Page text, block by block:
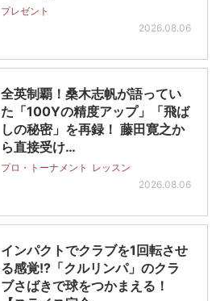
プレゼント
2026.08.06
全英制覇！桑木志帆が語ってい
た「100Yの精度アップ」「飛ば
しの秘密」を再録！ 藤田寛之か
ら直接受け…
プロ・トーナメント レッスン
2026.08.06
インパクトでクラブを1回転させ
る感覚!?「クルリンパ」のクラ
ブさばきで球をつかまえる！